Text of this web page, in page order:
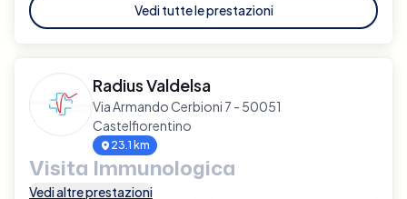
Vedi tutte le prestazioni
Radius Valdelsa
Via Armando Cerbioni 7 - 50051
Castelfiorentino
23.1 km
Visita Immunologica
Vedi altre prestazioni